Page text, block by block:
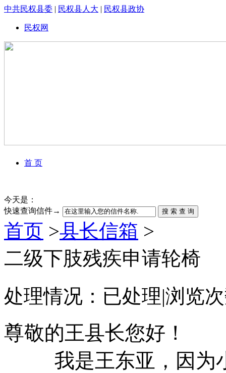
中共民权县委 | 民权县人大 | 民权县政协
民权网
首 页
今天是：
快速查询信件→
搜 索 查 询
首页 >县长信箱 >
二级下肢残疾申请轮椅
处理情况： 已处理|浏览
尊敬的王县长您好！
我是王东亚，因为小